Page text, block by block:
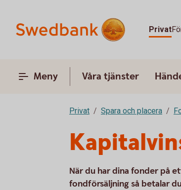
Privat
Meny Våra tjänster
Privat Spara och placera
När du har dina fonder på
fondförsäljning så betalar